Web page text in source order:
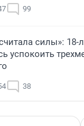
99
силы»: 18-
успокоить
38